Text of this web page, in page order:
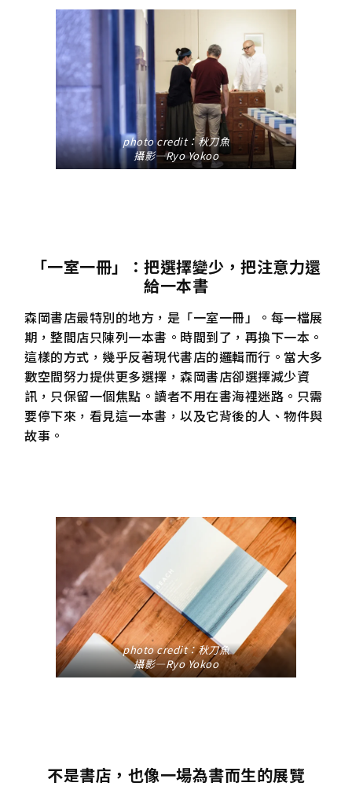
photo credit：秋刀魚
攝影—Ryo Yokoo
「一室一冊」：把選擇變少，把注意力還
給一本書
森岡書店最特別的地方，是「一室一冊」。每一檔展
期，整間店只陳列一本書。時間到了，再換下一本。
這樣的方式，幾乎反著現代書店的邏輯而行。當大多
數空間努力提供更多選擇，森岡書店卻選擇減少資
訊，只保留一個焦點。讀者不用在書海裡迷路。只需
要停下來，看見這一本書，以及它背後的人、物件與
故事。
photo credit：秋刀魚
攝影—Ryo Yokoo
不是書店，也像一場為書而生的展覽